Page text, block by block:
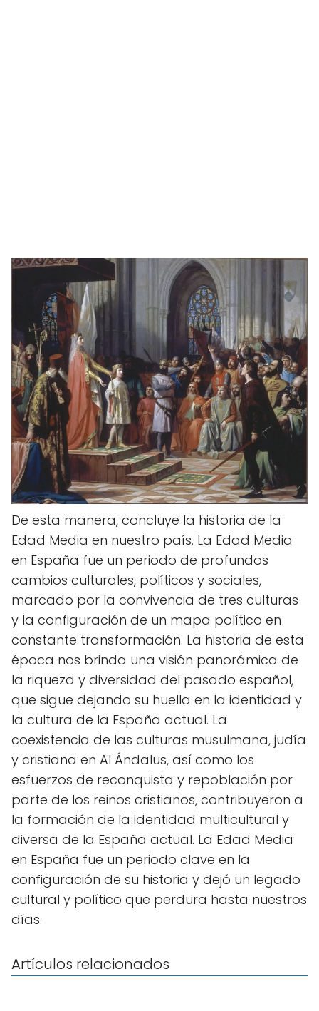
De esta manera, concluye la historia de la
Edad Media en nuestro país. La Edad Media
en España fue un periodo de profundos
cambios culturales, políticos y sociales,
marcado por la convivencia de tres culturas
y la configuración de un mapa político en
constante transformación. La historia de esta
época nos brinda una visión panorámica de
la riqueza y diversidad del pasado español,
que sigue dejando su huella en la identidad y
la cultura de la España actual. La
coexistencia de las culturas musulmana, judía
y cristiana en Al Ándalus, así como los
esfuerzos de reconquista y repoblación por
parte de los reinos cristianos, contribuyeron a
la formación de la identidad multicultural y
diversa de la España actual. La Edad Media
en España fue un periodo clave en la
configuración de su historia y dejó un legado
cultural y político que perdura hasta nuestros
días.
Artículos relacionados